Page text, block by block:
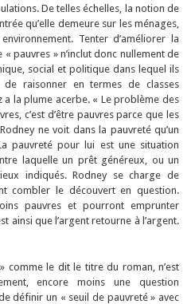
De telles échelles, la notion de
qu’elle demeure sur les ménages,
Tenter d’améliorer la
pauvres » n’inclut donc nullement de
social et politique dans lequel ils
raisonner en termes de classes
a la plume acerbe. « Le problème des
c’est d’être pauvres parce que les
ne voit dans la pauvreté qu’un
pauvreté pour lui est une situation
laquelle un prêt généreux, ou un
indiqués. Rodney se charge de
combler le découvert en question.
pauvres et pourront emprunter
ainsi que l’argent retourne à l’argent.
comme le dit le titre du roman, n’est
encore moins une question
définir un « seuil de pauvreté » avec